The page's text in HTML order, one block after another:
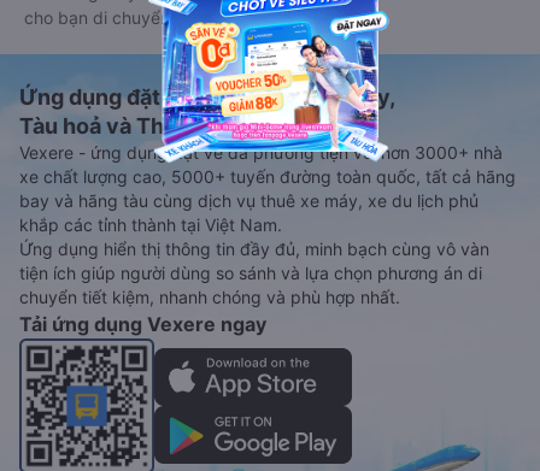
cho bạn di chuyển.
Ứng dụng đặt vé Xe khách, Máy bay,
Tàu hoả và Thuê xe
Vexere - ứng dụng đặt vé đa phương tiện với hơn 3000+ nhà
xe chất lượng cao, 5000+ tuyến đường toàn quốc, tất cả hãng
bay và hãng tàu cùng dịch vụ thuê xe máy, xe du lịch phủ
khắp các tỉnh thành tại Việt Nam.
Ứng dụng hiển thị thông tin đầy đủ, minh bạch cùng vô vàn
tiện ích giúp người dùng so sánh và lựa chọn phương án di
chuyển tiết kiệm, nhanh chóng và phù hợp nhất.
Tải ứng dụng Vexere ngay